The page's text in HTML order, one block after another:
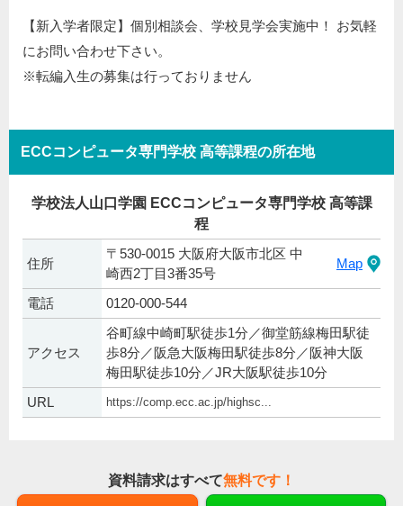
【新入学者限定】個別相談会、学校見学会実施中！ お気軽
にお問い合わせ下さい。
※転編入生の募集は行っておりません
ECCコンピュータ専門学校 高等課程の所在地
学校法人山口学園 ECCコンピュータ専門学校 高等課
程
住所
〒530-0015 大阪府大阪市北区 中
崎西2丁目3番35号
Map
電話 0120-000-544
アクセス
谷町線中崎町駅徒歩1分／御堂筋線梅田駅徒
歩8分／阪急大阪梅田駅徒歩8分／阪神大阪
梅田駅徒歩10分／JR大阪駅徒歩10分
URL
https://comp.ecc.ac.jp/highsc...
資料請求はすべて無料です！